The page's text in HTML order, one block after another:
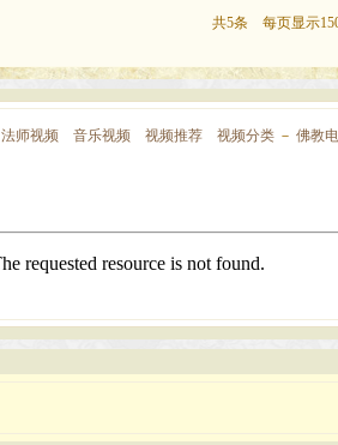
共5条 每页显示
法师视频 音乐视频 视频推荐 视频分类 － 佛教